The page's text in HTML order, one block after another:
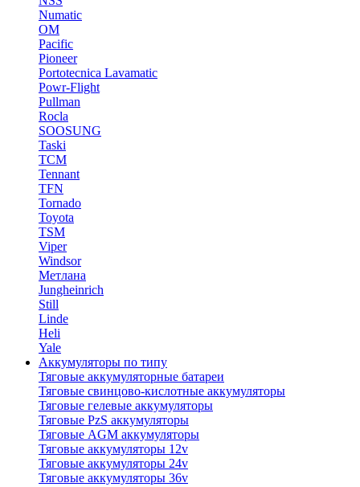
Numatic
OM
Pacific
Pioneer
Portotecnica Lavamatic
Powr-Flight
Pullman
Rocla
SOOSUNG
Taski
TCM
Tennant
TFN
Tornado
Toyota
TSM
Viper
Windsor
Метлана
Jungheinrich
Still
Linde
Heli
Yale
Аккумуляторы по типу
Тяговые аккумуляторные батареи
Тяговые свинцово-кислотные аккумуляторы
Тяговые гелевые аккумуляторы
Тяговые PzS аккумуляторы
Тяговые AGM аккумуляторы
Тяговые аккумуляторы 12v
Тяговые аккумуляторы 24v
Тяговые аккумуляторы 36v